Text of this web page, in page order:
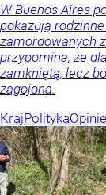
W Buenos Aires
pokazują
zamordowanych
przypomina, że
zamkniętą, lecz
zagojona.
KrajPolityka